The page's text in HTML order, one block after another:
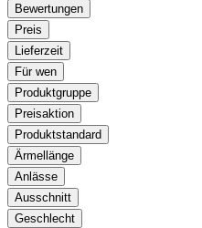
Bewertungen
Preis
Lieferzeit
Für wen
Produktgruppe
Preisaktion
Produktstandard
Ärmellänge
Anlässe
Ausschnitt
Geschlecht